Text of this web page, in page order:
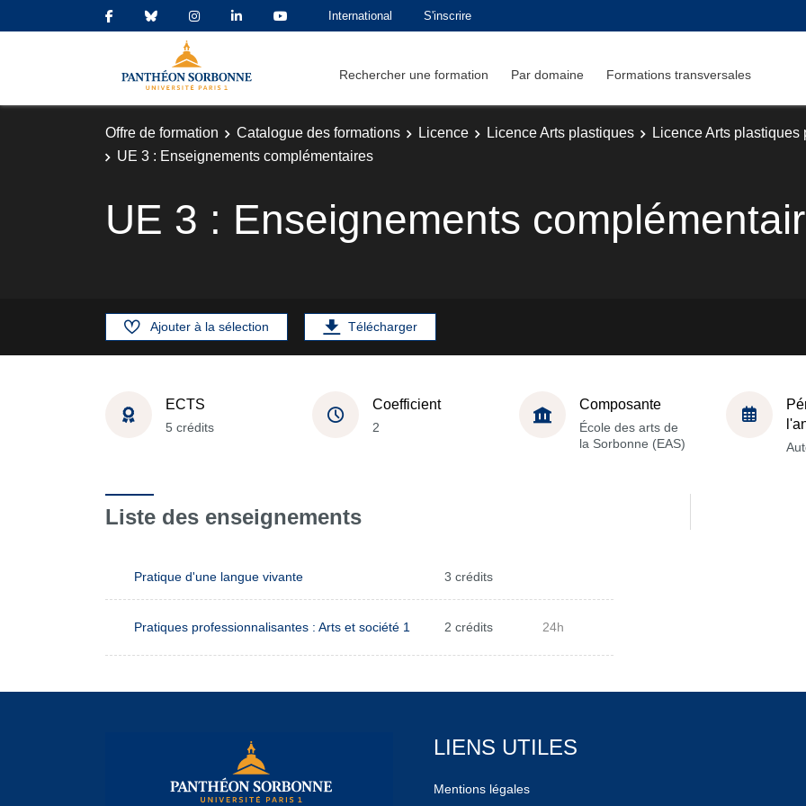
International S'inscrire
Rechercher une formation Par domaine Formations transversales
Offre de formation Catalogue des formations Licence Licence Arts plastiques
Licence Arts
UE 3 : Enseignements complémentaires
UE 3 : Enseignements
Ajouter à la sélection Télécharger
ECTS
5 crédits
Coefficient
2
Composante
École des arts de
la Sorbonne (EAS)
Liste des enseignements
Pratique d'une langue vivante 3 crédits
Pratiques professionnalisantes : Arts et société 1 2 crédits 24h
LIENS UTILES
Mentions légales